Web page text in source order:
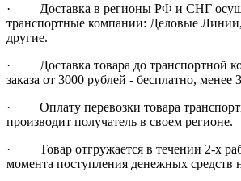
· Доставка в регионы РФ и СНГ
транспортные компании: Деловые
другие.
· Доставка товара до транспортной
заказа от 3000 рублей - бесплатно, менее
· Оплату перевозки товара
производит получатель в своем регионе.
· Товар отгружается в течении 2-х
момента поступления денежных средств